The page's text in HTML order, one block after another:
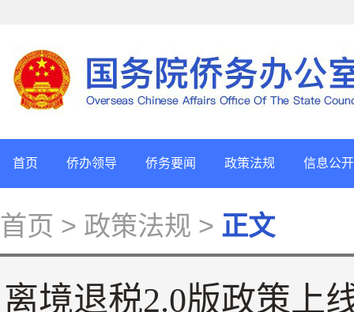
首页 侨办领导 侨务要闻 政策法规 信息公开
首页 > 政策法规 > 正文
离境退税2.0版政策上